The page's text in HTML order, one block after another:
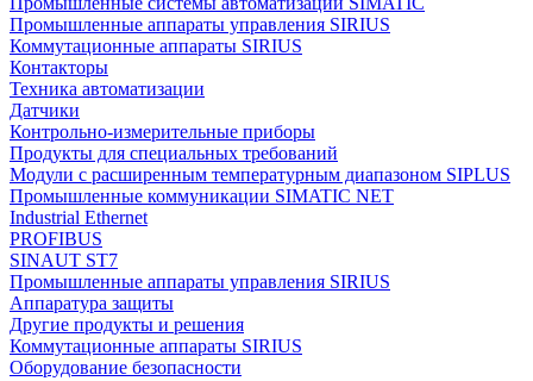
Промышленные аппараты управления SIRIUS
Коммутационные аппараты SIRIUS
Контакторы
Техника автоматизации
Датчики
Контрольно-измерительные приборы
Продукты для специальных требований
Модули с расширенным температурным диапазоном SIPLUS
Промышленные коммуникации SIMATIC NET
Industrial Ethernet
PROFIBUS
SINAUT ST7
Промышленные аппараты управления SIRIUS
Аппаратура защиты
Другие продукты и решения
Коммутационные аппараты SIRIUS
Оборудование безопасности